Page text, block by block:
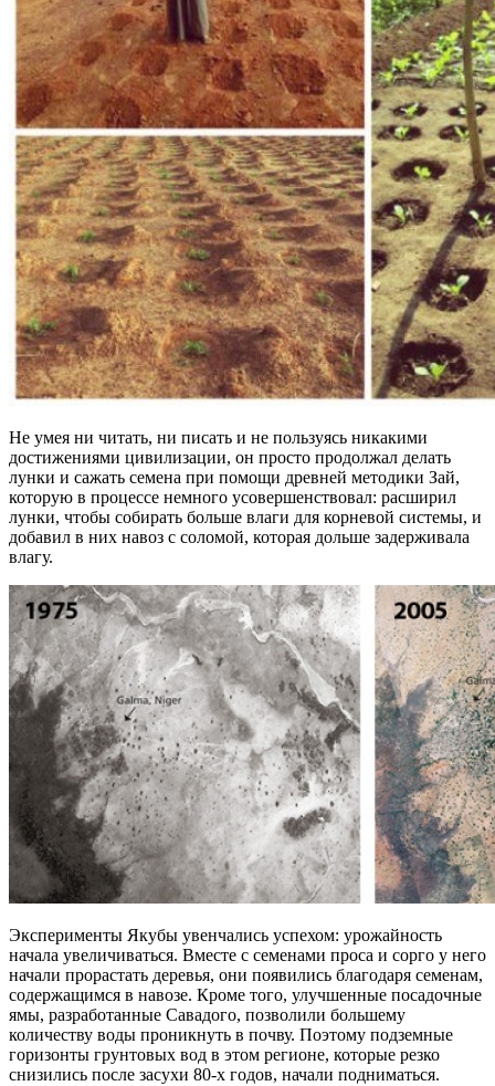
Не умея ни читать, ни писать и не пользуясь никакими
достижениями цивилизации, он просто продолжал делать
лунки и сажать семена при помощи древней методики Зай,
которую в процессе немного усовершенствовал: расширил
лунки, чтобы собирать больше влаги для корневой системы, и
добавил в них навоз с соломой, которая дольше задерживала
влагу.
Эксперименты Якубы увенчались успехом: урожайность
начала увеличиваться. Вместе с семенами проса и сорго у него
начали прорастать деревья, они появились благодаря семенам,
содержащимся в навозе. Кроме того, улучшенные посадочные
ямы, разработанные Савадого, позволили большему
количеству воды проникнуть в почву. Поэтому подземные
горизонты грунтовых вод в этом регионе, которые резко
снизились после засухи 80-х годов, начали подниматься.